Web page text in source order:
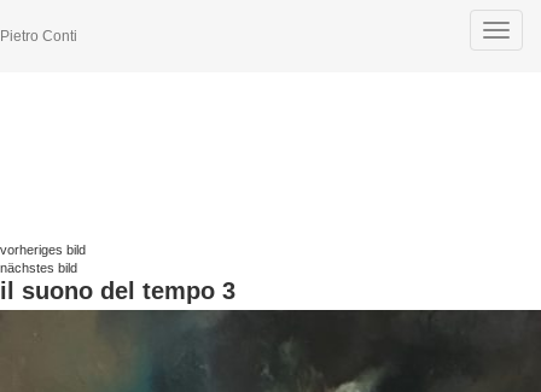
Toggle
Pietro Conti
vorheriges bild
nächstes bild
il suono del tempo 3